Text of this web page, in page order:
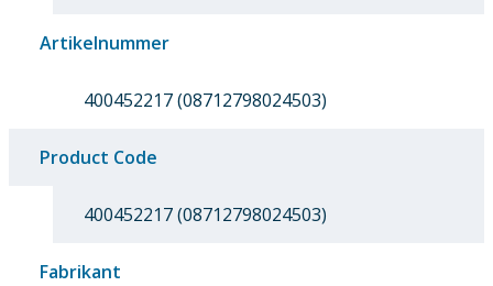
Artikelnummer
400452217 (08712798024503)
Product Code
400452217 (08712798024503)
Fabrikant